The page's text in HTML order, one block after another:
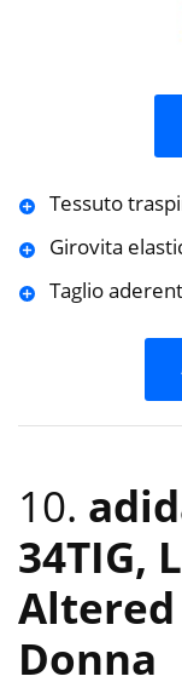
Tessuto
Girovita
Taglio
10.
34TIG,
Altered
Donna